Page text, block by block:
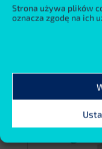
Strona używa plików
oznacza zgodę na ich